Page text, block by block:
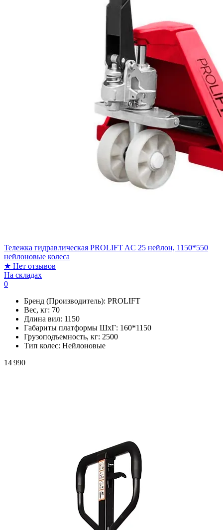
Тележка гидравлическая PROLIFT AC 25 нейлон, 1150*550
нейлоновые колеса
★ Нет отзывов
На складах
0
Бренд (Производитель): PROLIFT
Вес, кг: 70
Длина вил: 1150
Габариты платформы ШxГ: 160*1150
Грузоподъемность, кг: 2500
Тип колес: Нейлоновые
14 990